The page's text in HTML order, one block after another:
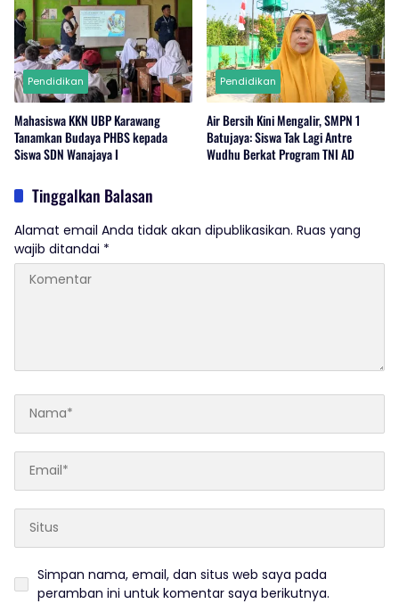
Pendidikan
Mahasiswa KKN UBP Karawang
Tanamkan Budaya PHBS kepada
Siswa SDN Wanajaya I
Pendidikan
Air Bersih Kini Mengalir, SMPN 1
Batujaya: Siswa Tak Lagi Antre
Wudhu Berkat Program TNI AD
Tinggalkan Balasan
Alamat email Anda tidak akan dipublikasikan. Ruas yang
wajib ditandai *
Simpan nama, email, dan situs web saya pada
peramban ini untuk komentar saya berikutnya.